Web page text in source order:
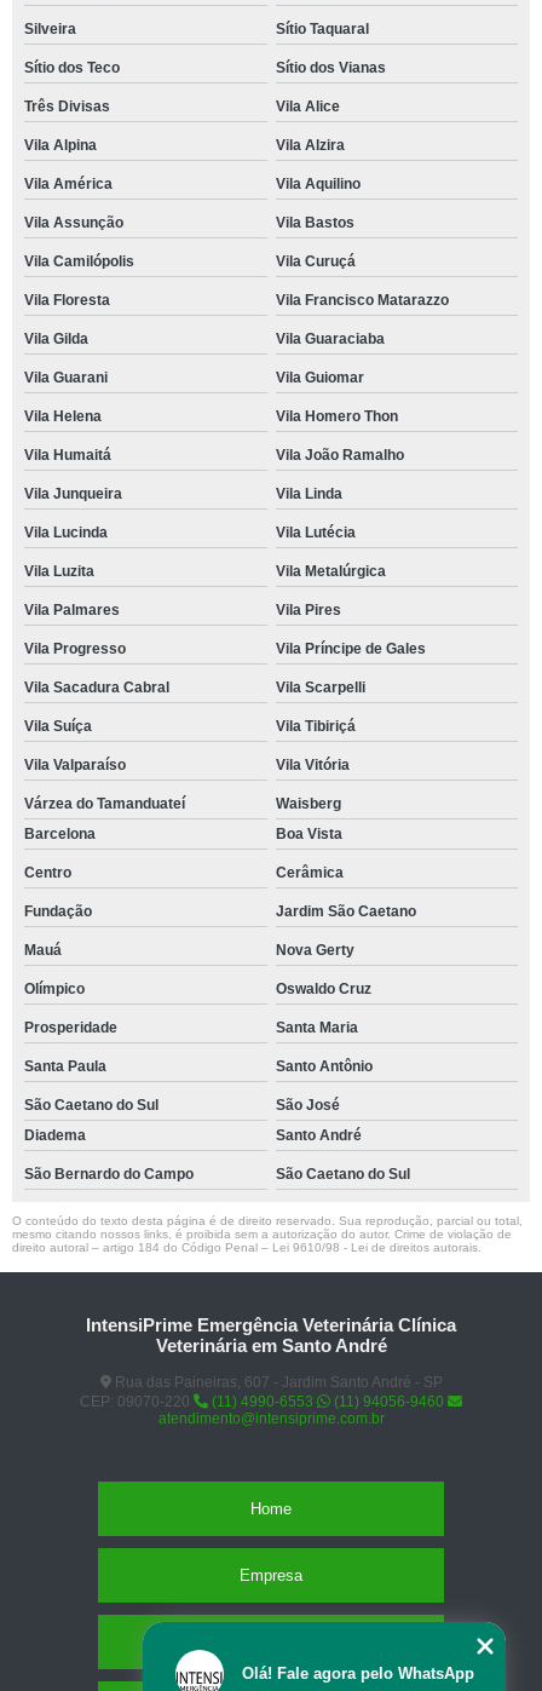
Silveira Sítio Taquaral
Sítio dos Teco Sítio dos Vianas
Três Divisas Vila Alice
Vila Alpina Vila Alzira
Vila América Vila Aquilino
Vila Assunção Vila Bastos
Vila Camilópolis Vila Curuçá
Vila Floresta Vila Francisco Matarazzo
Vila Gilda Vila Guaraciaba
Vila Guarani Vila Guiomar
Vila Helena Vila Homero Thon
Vila Humaitá Vila João Ramalho
Vila Junqueira Vila Linda
Vila Lucinda Vila Lutécia
Vila Luzita Vila Metalúrgica
Vila Palmares Vila Pires
Vila Progresso Vila Príncipe de Gales
Vila Sacadura Cabral Vila Scarpelli
Vila Suíça Vila Tibiriçá
Vila Valparaíso Vila Vitória
Várzea do Tamanduateí
Waisberg
Barcelona
Boa Vista
Centro Cerâmica
Fundação Jardim São Caetano
Mauá Nova Gerty
Olímpico Oswaldo Cruz
Prosperidade Santa Maria
Santa Paula Santo Antônio
São Caetano do Sul
São José
Diadema
Santo André
São Bernardo do Campo São Caetano do Sul
O conteúdo do texto desta página é de direito reservado. Sua reprodução, parcial ou total,
mesmo citando nossos links, é proibida sem a autorização do autor. Crime de violação de
direito autoral – artigo 184 do Código Penal – Lei 9610/98 - Lei de direitos autorais
IntensiPrime Emergência Veterinária Clínica
Veterinária em Santo André
Rua das Paineiras, 607 - Jardim Santo André - SP
CEP: 09070-220
(11) 4990-6553
(11) 94056-9460
atendimento@intensiprime.com.br
Home
Empresa
Olá! Fale agora pelo WhatsApp